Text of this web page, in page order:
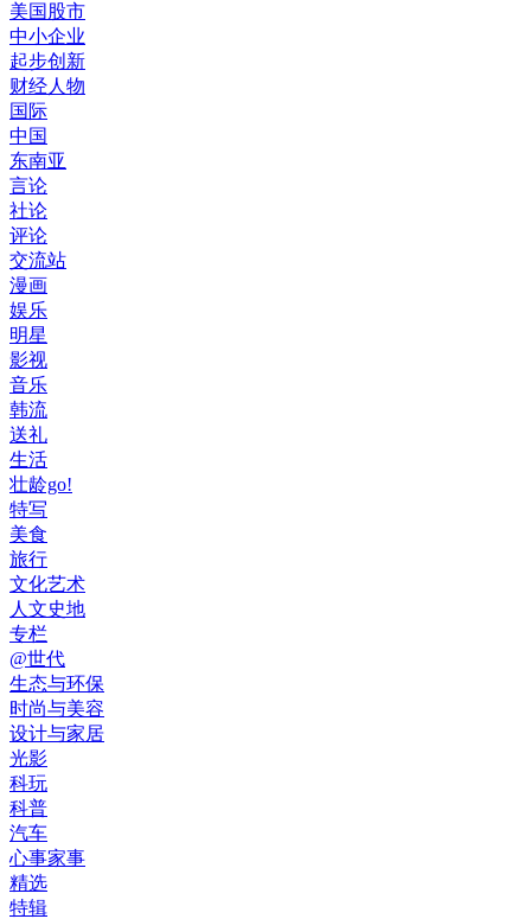
美国股市
中小企业
起步创新
财经人物
国际
中国
东南亚
言论
社论
评论
交流站
漫画
娱乐
明星
影视
音乐
韩流
送礼
生活
壮龄go!
特写
美食
旅行
文化艺术
人文史地
专栏
@世代
生态与环保
时尚与美容
设计与家居
光影
科玩
科普
汽车
心事家事
精选
特辑